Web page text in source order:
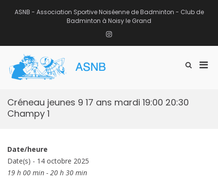
ASNB - Association Sportive Noiséenne de Badminton - Club de
Badminton à Noisy le Grand
Instagram
Afficher
recherche
Créneau jeunes 9 17 ans mardi 19:00 20:30
Champy 1
Date/heure
Date(s) - 14 octobre 2025
19 h 00 min - 20 h 30 min